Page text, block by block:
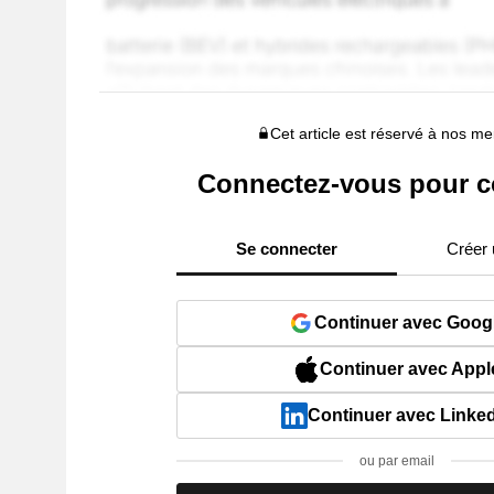
Cet article est réservé à nos
Connectez-vous pour
Se connecter Créer
Continuer avec
Continuer avec
Continuer avec
ou par email